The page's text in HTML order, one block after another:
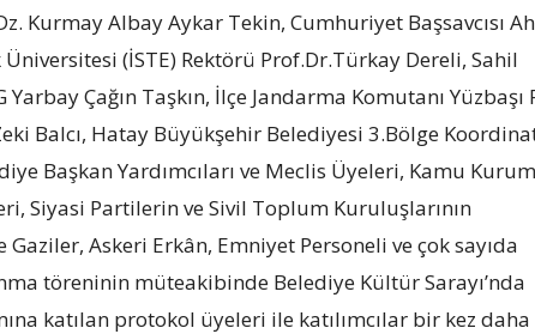
Kurmay Albay Aykar Tekin, Cumhuriyet Başsavcısı
(İSTE) Rektörü Prof.Dr.Türkay Dereli, Sahil
Çağın Taşkın, İlçe Jandarma Komutanı Yüzbaşı
Balcı, Hatay Büyükşehir Belediyesi 3.Bölge
Başkan Yardımcıları ve Meclis Üyeleri, Kamu
Siyasi Partilerin ve Sivil Toplum Kuruluşlarının
Askeri Erkân, Emniyet Personeli ve çok sayıda
töreninin müteakibinde Belediye Kültür Sarayı’nda
katılan protokol üyeleri ile katılımcılar bir kez daha